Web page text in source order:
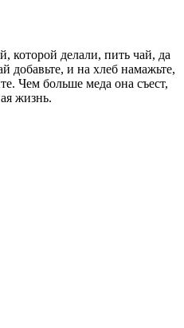
которой делали, пить чай, да
добавьте, и на хлеб намажьте,
Чем больше меда она съест,
жизнь.